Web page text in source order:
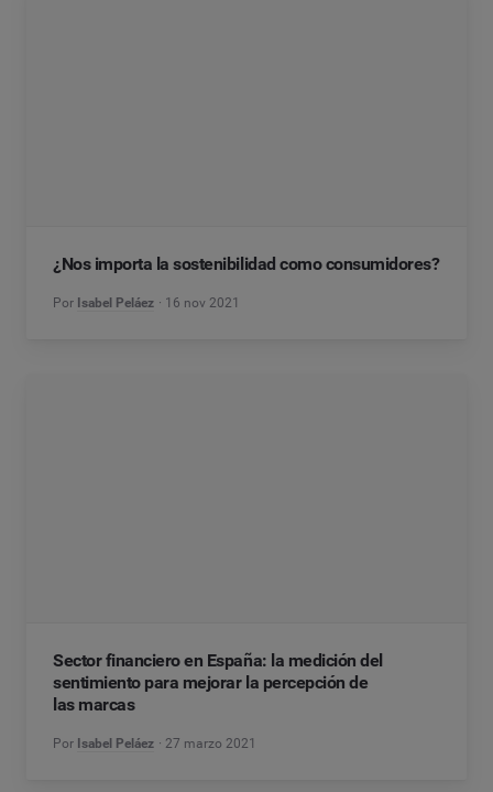
¿Nos importa la sostenibilidad como consumidores?
Por Isabel Peláez 16 nov 2021
Sector financiero en España: la medición del
sentimiento para mejorar la percepción de
las marcas
Por Isabel Peláez 27 marzo 2021